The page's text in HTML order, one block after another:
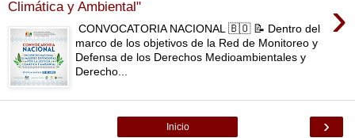
Climática y Ambiental"
›
CONVOCATORIA NACIONAL 🇧🇴 📝 Dentro del
marco de los objetivos de la Red de Monitoreo y
Defensa de los Derechos Medioambientales y
Derecho...
›
Inicio